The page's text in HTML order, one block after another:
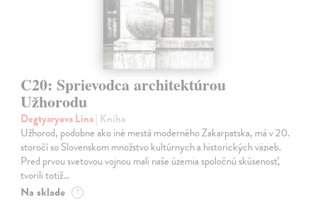
C20: Sprievodca architektúrou
Užhorodu
Degtyaryova Lina| Kniha
Užhorod, podobne ako iné mestá moderného Zakarpatska, má v 20.
storočí so Slovenskom množstvo kultúrnych a historických väzieb.
Pred prvou svetovou vojnou mali naše územia spoločnú skúsenosť,
tvorili totiž…
Na sklade ?